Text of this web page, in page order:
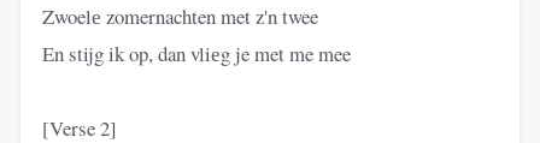
Zwoelе zomernachten met z'n twee
En stijg ik op, dan vliеg je met me mee
[Verse 2]